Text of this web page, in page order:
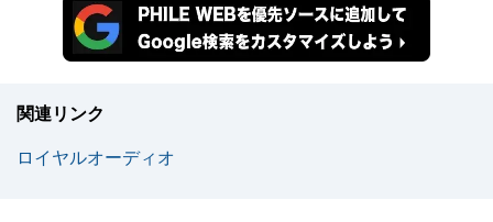
関連リンク
ロイヤルオーディオ